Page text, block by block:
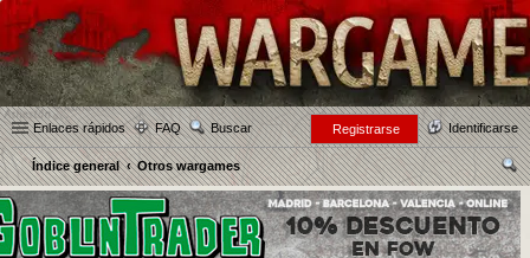
Enlaces rápidos FAQ Buscar Identificarse
Registrarse
Índice general
Otros wargames
us
car